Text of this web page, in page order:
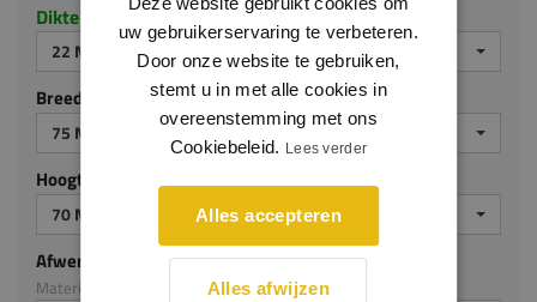
Breedte (mm)
75 MM
Hoogte (mm)
70 MM
Afwerking
Materiaal: MDF v313
2X GEGROND
Aantal stuks
uw gebruikerservaring te verbeteren.
Door onze website te gebruiken,
stemt u in met alle cookies in
overeenstemming met ons
Cookiebeleid. Lees verder
Alles accepteren
Alles afwijzen